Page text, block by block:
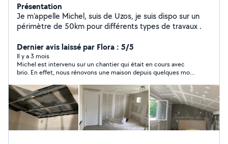
Présentation
Je m'appelle Michel, suis de Uzos, je suis dispo sur un
périmètre de 50km pour différents types de travaux .
Dernier avis laissé par Flora : 5/5
Il y a 3 mois
Michel est intervenu sur un chantier qui était en cours avec
brio. En effet, nous rénovons une maison depuis quelques mois
travaux. Il a su s’adapter, se montrer réactif et patient à la fois
dans nos échanges et sur le chantier pour un travail de bonne
qualité et particulièrement soigneux avec un délai contraint.
Toujours de bonne humeur, les échanges avec Michel sont très
agréables. Je vous recommande vivement ses services. À très
bientôt Michel